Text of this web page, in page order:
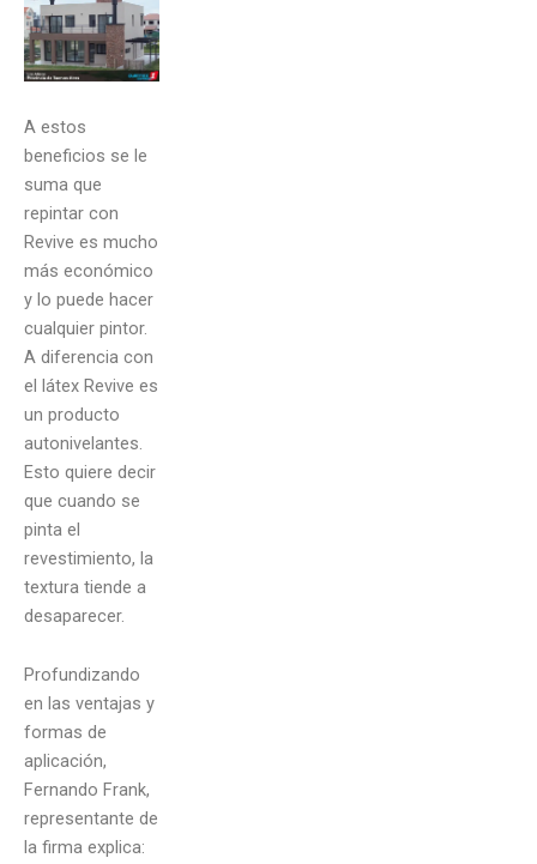
A estos
beneficios se le
suma que
repintar con
Revive es mucho
más económico
y lo puede hacer
cualquier pintor.
A diferencia con
el látex Revive es
un producto
autonivelantes.
Esto quiere decir
que cuando se
pinta el
revestimiento, la
textura tiende a
desaparecer.
Profundizando
en las ventajas y
formas de
aplicación,
Fernando Frank,
representante de
la firma explica: